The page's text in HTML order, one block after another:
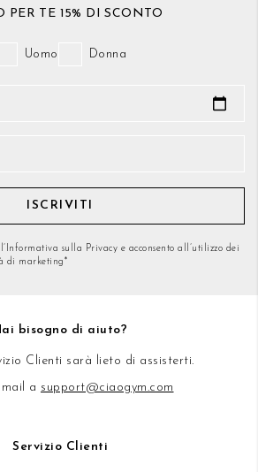
PER TE 15% DI SCONTO
Uomo Donna
ISCRIVITI
sulla Privacy e acconsento all’utilizzo dei
di marketing*
bisogno di aiuto?
Clienti sarà lieto di assisterti.
a support@ciaogym.com
Servizio Clienti